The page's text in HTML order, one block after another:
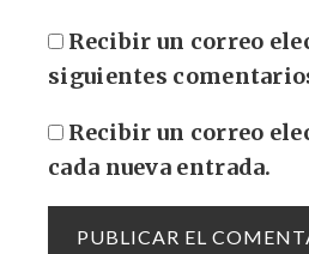
Recibir un correo
siguientes
Recibir un correo
cada nueva entrada.